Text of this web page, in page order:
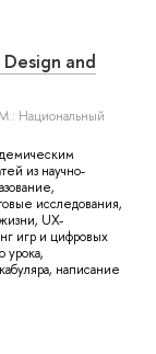
and
Национальный
из научно-
исследования,
UX-
игр и цифровых
урока,
написание